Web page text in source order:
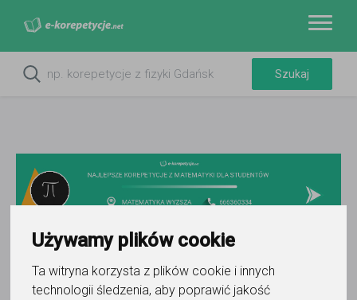
Używamy plików cookie
Ta witryna korzysta z plików cookie i innych
technologii śledzenia, aby poprawić jakość
Do ulubionych
Oznacz wystąpienie kontaktu